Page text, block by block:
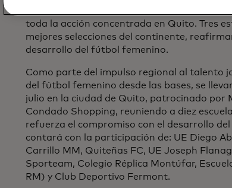
competencia completa en 2010 y 2014, y
toda la acción concentrada en Quito. Tres
mejores selecciones del continente,
desarrollo del fútbol femenino.
Como parte del impulso regional al talento
del fútbol femenino desde las bases, se
julio en la ciudad de Quito, patrocinado por
Condado Shopping, reuniendo a diez
refuerza el compromiso con el desarrollo
contará con la participación de: UE Diego
Carrillo MM, Quiteñas FC, UE Joseph
Sporteam, Colegio Réplica Montúfar,
RM) y Club Deportivo Fermont.